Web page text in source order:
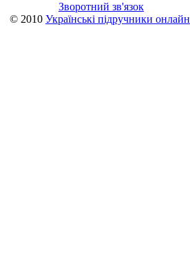
Зворотний зв'язок
© 2010 Українські підручники онлайн